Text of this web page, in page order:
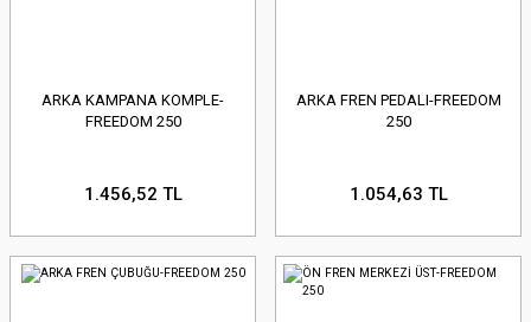
ARKA KAMPANA KOMPLE-
FREEDOM 250
1.456,52 TL
ARKA FREN PEDALI-FREEDOM
250
1.054,63 TL